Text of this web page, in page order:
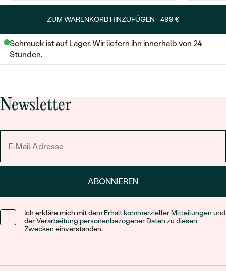
ZUM WARENKORB HINZUFÜGEN -499 €
Schmuck ist auf Lager. Wir liefern ihn innerhalb von 24
Stunden.
Newsletter
ABONNIEREN
Ich erkläre mich mit dem Erhalt kommerzieller Mitteilungen und
derVerarbeitung personenbezogener Daten zu diesen
Zwecken einverstanden.